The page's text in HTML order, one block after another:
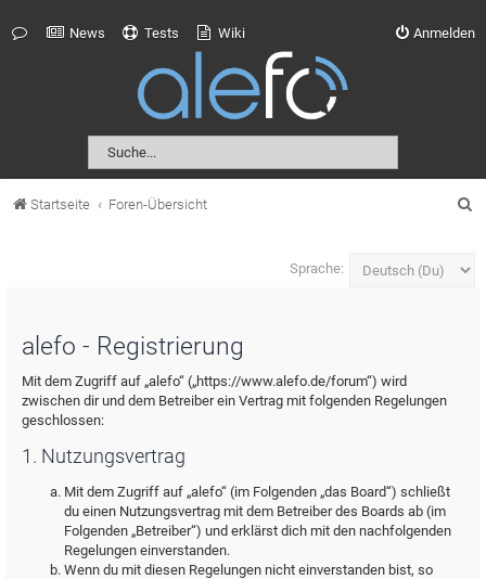
News Tests Wiki Anmelden
Startseite Foren-Übersicht
Sprache:
alefo - Registrierung
Mit dem Zugriff auf „alefo“ („https://www.alefo.de/forum“) wird
zwischen dir und dem Betreiber ein Vertrag mit folgenden Regelungen
geschlossen:
1. Nutzungsvertrag
Mit dem Zugriff auf „alefo“ (im Folgenden „das Board“) schließt
du einen Nutzungsvertrag mit dem Betreiber des Boards ab (im
Folgenden „Betreiber“) und erklärst dich mit den nachfolgenden
Regelungen einverstanden.
Wenn du mit diesen Regelungen nicht einverstanden bist, so